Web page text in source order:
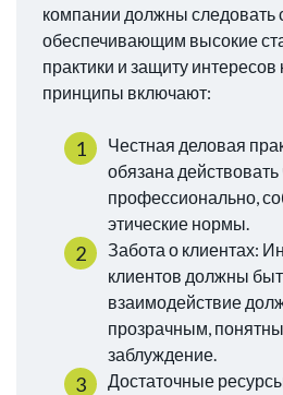
компании должны следовать
обеспечивающим высокие
практики и защиту
принципы включают:
Честная деловая
обязана действовать
профессионально,
этические нормы.
Забота о клиентах:
клиентов должны
взаимодействие
прозрачным,
заблуждение.
Достаточные